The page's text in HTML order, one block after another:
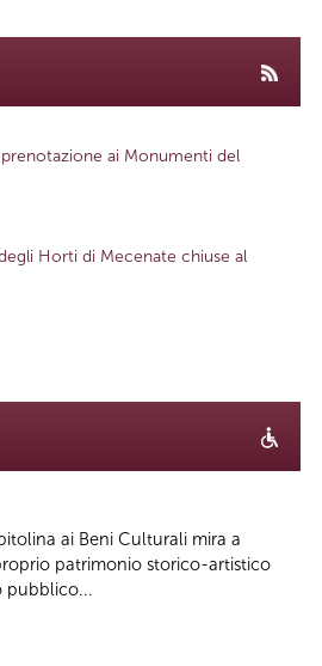
ai Monumenti del
Horti di Mecenate chiuse al
ai Beni Culturali mira a
patrimonio storico-artistico
pubblico...